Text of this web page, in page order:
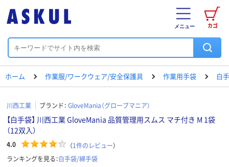
カゴ
メニュー
ホーム 作業服/ワークウェア/安全保護具 作業用手袋 白
川西工業 ブランド： GloveMania（グローブマニア）
【白手袋】 川西工業 GloveMania 品質管理用スムス マチ付き M 1袋
（12双入）
4.0 （1件のレビュー）
ランキングを見る：白手袋/綿手袋